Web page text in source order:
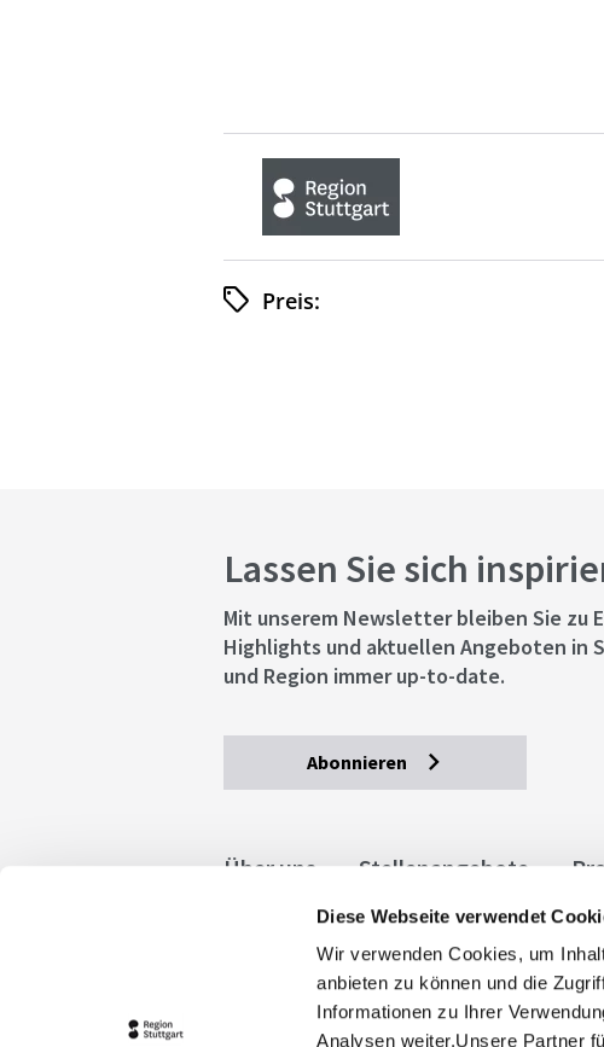
Diese Webseite verwendet
Wir verwenden Cookies, um
anbieten zu können und die
Informationen zu Ihrer
Analysen weiter.Unsere Partner
Preis:
Lassen Sie sich
Mit unserem Newsletter bleiben Sie zu
Highlights und aktuellen Angeboten in
und Region immer up-to-date.
Abonnieren
Über uns Stellenangebote
Allgemeine Geschäftsbedingungen
stuttgart.de
Barrierefreiheit